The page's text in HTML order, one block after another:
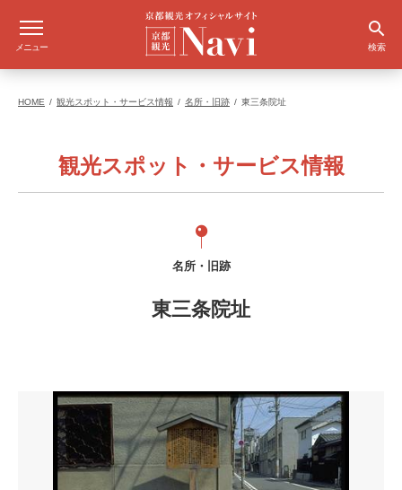
メニュー 検索
HOME 観光スポット・サービス情報 名所・旧跡 東三条院址
観光スポット・サービス情報
名所・旧跡
東三条院址